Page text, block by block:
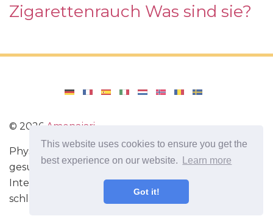
This website uses cookies to ensure you get the
best experience on our website.
Learn more
Got it!
Zigarettenrauch Was sind sie?
© 2026 Amenajari
Physische Übungen. Diäten und Rezepte für eine
gesunde Ernährung. Übungen für das Gehirn.
Interessante Fakten. Selbstentwicklung. Sei heute
schlauer und stärker!